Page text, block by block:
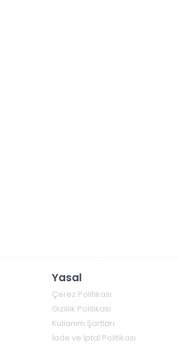
Yasal
Çerez Politikası
Gizlilik Politikası
Kullanım Şartları
İade ve İptal Politikası